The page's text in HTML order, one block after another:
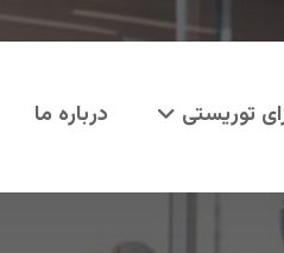
توریستی درباره ما